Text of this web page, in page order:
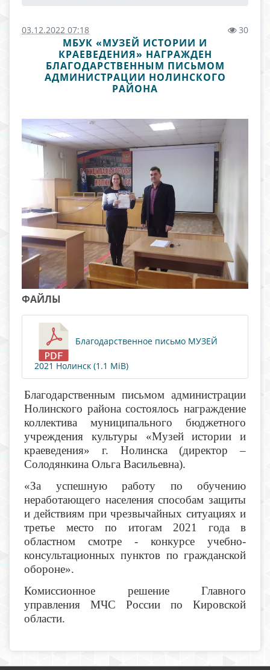
03.12.2022 07:18 30
МБУК «МУЗЕЙ ИСТОРИИ И
КРАЕВЕДЕНИЯ» НАГРАЖДЕН
БЛАГОДАРСТВЕННЫМ ПИСЬМОМ
АДМИНИСТРАЦИИ НОЛИНСКОГО
РАЙОНА
ФАЙЛЫ
Благодарственное письмо МУЗЕЙ
2021 Нолинск (1.1 MiB)
Благодарственным письмом администрации
Нолинского района состоялось награждение
коллектива муниципального бюджетного
учреждения культуры «Музей истории и
краеведения» г. Нолинска (директор –
Солодянкина Ольга Васильевна).
«За успешную работу по обучению
неработающего населения способам защиты
и действиям при чрезвычайных ситуациях и
третье место по итогам 2021 года в
областном смотре - конкурсе учебно-
консультационных пунктов по гражданской
обороне».
Комиссионное решение Главного
управления МЧС России по Кировской
области.